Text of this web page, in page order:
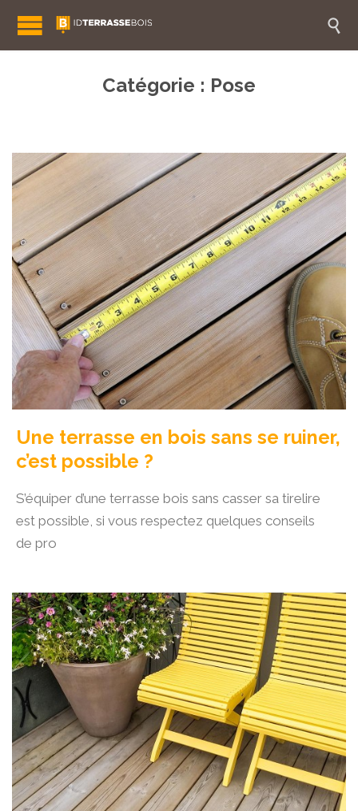

Catégorie : Pose
Une terrasse en bois sans se ruiner,
c’est possible ?
S’équiper d’une terrasse bois sans casser sa tirelire
est possible, si vous respectez quelques conseils
de pro